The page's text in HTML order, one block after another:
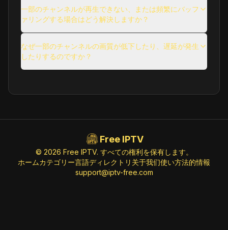
Afarin Baxcha (1080p)
Kids ID:AfarinBaxcha.iq@SD
afarinTV/livestream/playlist.m3u8
Kids ID:AfarinTV.iq@SD
Aghapy Kids (1080p)
Kids ID:AghapyKids.us@SD
https://5b622f07944df.streamlock.net/
使用に関する問題
その他の一般的な質問
一部のチャンネルが再生できない、または頻繁にバッフ
ァリングする場合はどう解決しますか？
なぜ一部のチャンネルの画質が低下したり、遅延が発生
したりするのですか？
Free IPTV
© 2026 Free IPTV. すべての権利を保有します。
ホームカテゴリー言語ディレクトリ 关于我们使い方法的情報
support@iptv-free.com